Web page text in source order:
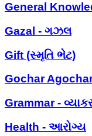
General
Gazal - ગઝલ
Gift (સ્મૃતિ ભેટ)
Gochar
Grammar -
Health - આરોગ્ય